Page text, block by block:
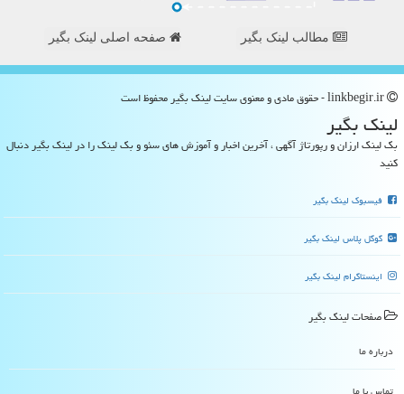
مطالب لینک بگیر صفحه اصلی لینک بگیر
لینك بگیر
بک لینک ارزان و رپورتاژ آگهی ، آخرین اخبار و آموزش های سئو و بک لینک را در لینک بگیر دنبال
کنید
فیسبوک لینک بگیر
گوگل پلاس لینک بگیر
اینستاگرام لینک بگیر
صفحات لینك بگیر
درباره ما